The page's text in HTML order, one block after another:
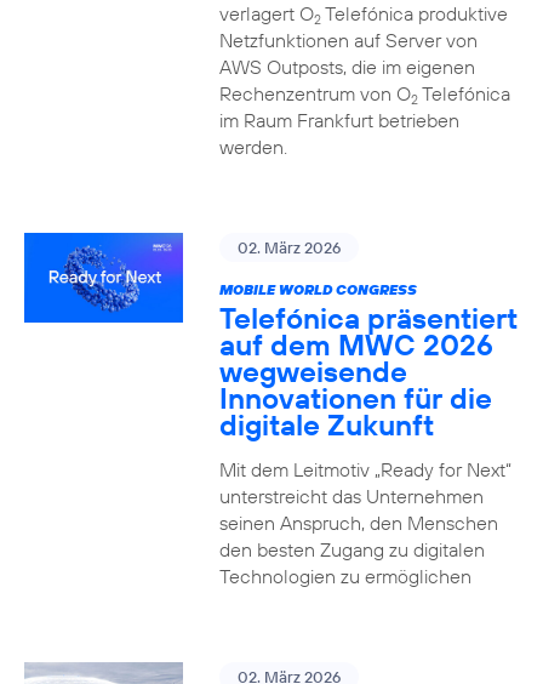
verlagert O2Telefónica produktive
Netzfunktionen auf Server von
AWS Outposts, die im eigenen
Rechenzentrum von O2Telefónica
im Raum Frankfurt betrieben
werden.
02. März 2026
MOBILE WORLD CONGRESS
Telefónica präsentiert
auf dem MWC 2026
wegweisende
Innovationen für die
digitale Zukunft
Mit dem Leitmotiv „Ready for Next“
unterstreicht das Unternehmen
seinen Anspruch, den Menschen
den besten Zugang zu digitalen
Technologien zu ermöglichen
02. März 2026